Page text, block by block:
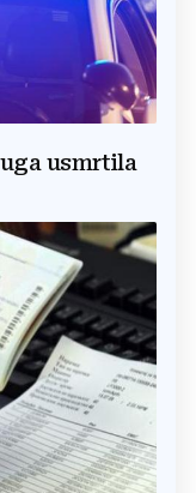
usmrtila